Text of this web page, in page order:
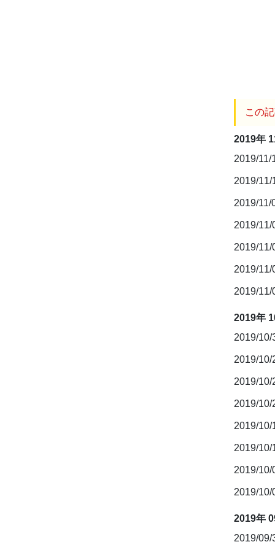
この
2019年
2019/11/
2019/11/
2019/11/
2019/11/
2019/11/
2019/11/
2019/11/
2019年
2019/10/
2019/10/
2019/10/
2019/10/
2019/10/
2019/10/
2019/10/
2019/10/
2019年
2019/09/